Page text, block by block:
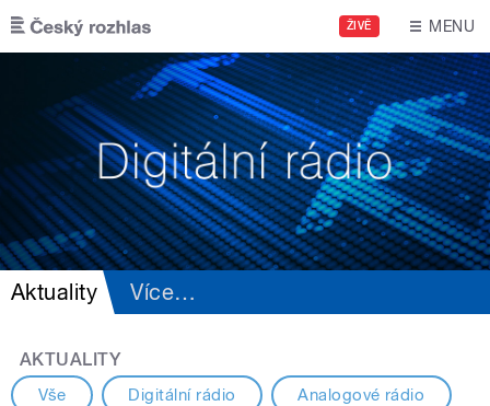
Přejít k hlavnímu obsahu
ŽIVĚ MENU
Aktuality Více…
AKTUALITY
Vše Digitální rádio Analogové rádio